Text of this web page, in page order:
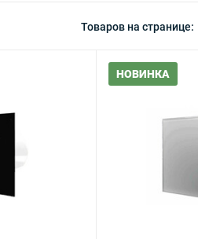
Товаров на странице:
НОВИНКА